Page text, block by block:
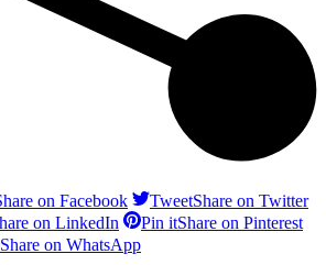
on Facebook TweetShare on Twitter
on LinkedIn Pin itShare on Pinterest
Share on WhatsApp